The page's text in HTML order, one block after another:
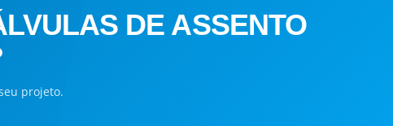
DE ASSENTO
projeto.